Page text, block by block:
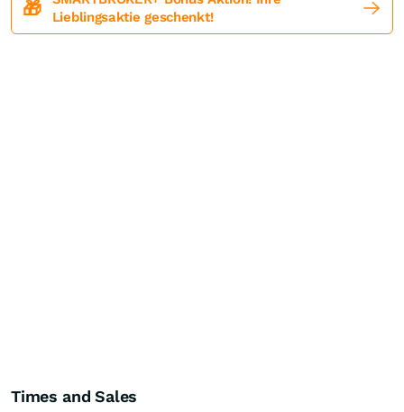
🎁
Lieblingsaktie geschenkt!
Times and Sales